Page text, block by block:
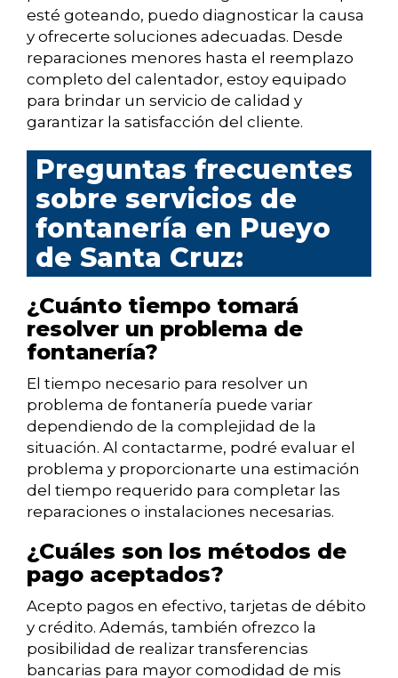
esté goteando, puedo diagnosticar la causa
y ofrecerte soluciones adecuadas. Desde
reparaciones menores hasta el reemplazo
completo del calentador, estoy equipado
para brindar un servicio de calidad y
garantizar la satisfacción del cliente.
Preguntas frecuentes
sobre servicios de
fontanería en Pueyo
de Santa Cruz:
¿Cuánto tiempo tomará
resolver un problema de
fontanería?
El tiempo necesario para resolver un
problema de fontanería puede variar
dependiendo de la complejidad de la
situación. Al contactarme, podré evaluar el
problema y proporcionarte una estimación
del tiempo requerido para completar las
reparaciones o instalaciones necesarias.
¿Cuáles son los métodos de
pago aceptados?
Acepto pagos en efectivo, tarjetas de débito
y crédito. Además, también ofrezco la
posibilidad de realizar transferencias
bancarias para mayor comodidad de mis